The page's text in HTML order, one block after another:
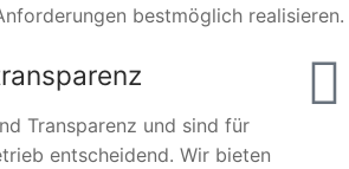
bestmöglich realisieren.
Transparenz und sind für
entscheidend. Wir bieten